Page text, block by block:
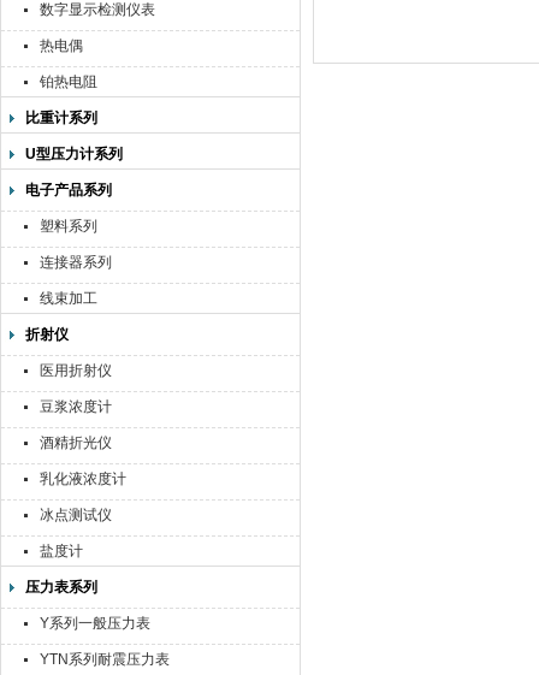
数字显示检测仪表
热电偶
铂热电阻
比重计系列
U型压力计系列
电子产品系列
塑料系列
连接器系列
线束加工
折射仪
医用折射仪
豆浆浓度计
酒精折光仪
乳化液浓度计
冰点测试仪
盐度计
压力表系列
Y系列一般压力表
YTN系列耐震压力表